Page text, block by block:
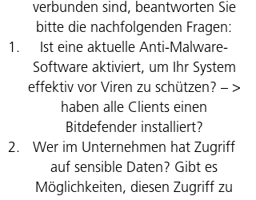
verbunden sind, beantworten Sie
bitte die nachfolgenden Fragen:
Ist eine aktuelle Anti-Malware-
Software aktiviert, um Ihr System
effektiv vor Viren zu schützen? – >
haben alle Clients einen
Bitdefender installiert?
Wer im Unternehmen hat Zugriff
auf sensible Daten? Gibt es
Möglichkeiten, diesen Zugriff zu